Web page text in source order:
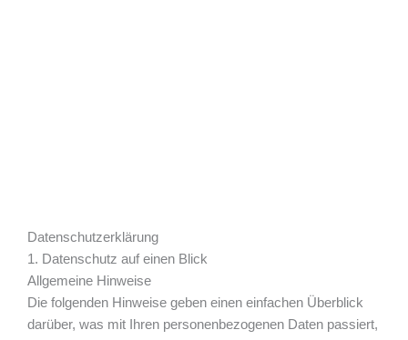
Datenschutz­erklärung
1. Datenschutz auf einen Blick
Allgemeine Hinweise
Die folgenden Hinweise geben einen einfachen Überblick
darüber, was mit Ihren personenbezogenen Daten passiert,